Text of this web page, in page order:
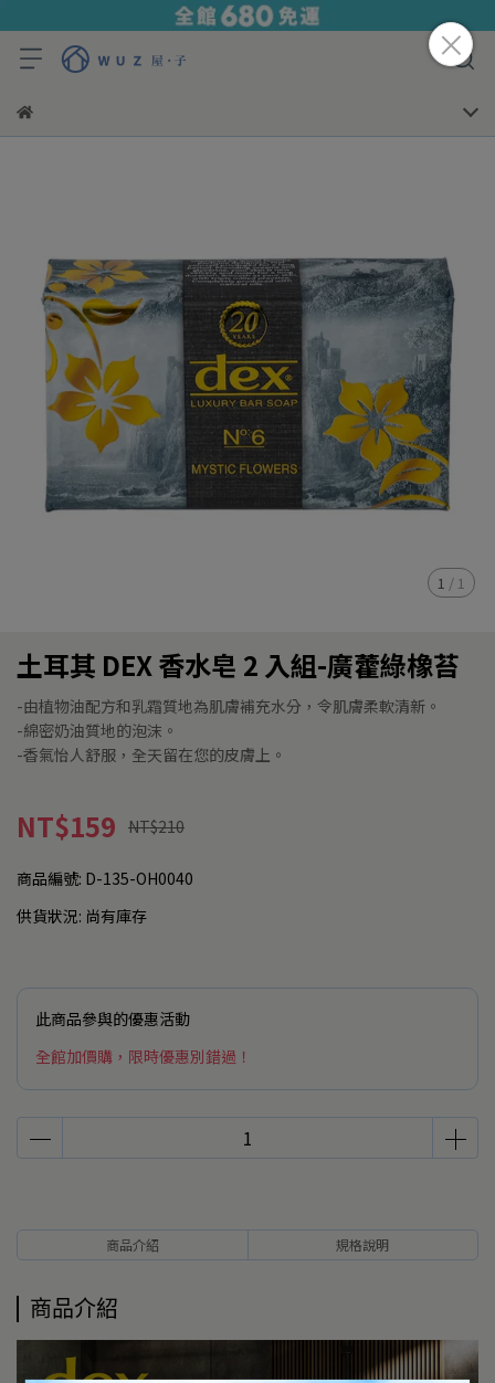
1 / 1
土耳其 DEX 香水皂 2 入組-廣藿綠橡苔
-由植物油配方和乳霜質地為肌膚補充水分，令肌膚柔軟清新。
-綿密奶油質地的泡沫。
-香氣怡人舒服，全天留在您的皮膚上。
NT$159 NT$210
商品編號: D-135-OH0040
供貨狀況: 尚有庫存
此商品參與的優惠活動
全館加價購，限時優惠別錯過！
商品介紹 規格說明
商品介紹